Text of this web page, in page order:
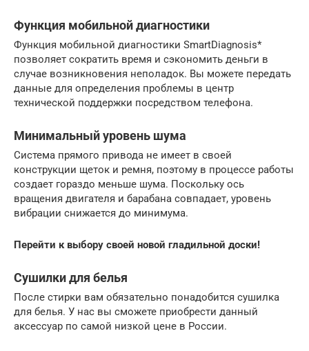
Функция мобильной диагностики
Функция мобильной диагностики SmartDiagnosis*
позволяет сократить время и сэкономить деньги в
случае возникновения неполадок. Вы можете передать
данные для определения проблемы в центр
технической поддержки посредством телефона.
Минимальный уровень шума
Система прямого привода не имеет в своей
конструкции щеток и ремня, поэтому в процессе работы
создает гораздо меньше шума. Поскольку ось
вращения двигателя и барабана совпадает, уровень
вибрации снижается до минимума.
Перейти к выбору своей новой гладильной доски!
Сушилки для белья
После стирки вам обязательно понадобится сушилка
для белья. У нас вы сможете приобрести данный
аксессуар по самой низкой цене в России.